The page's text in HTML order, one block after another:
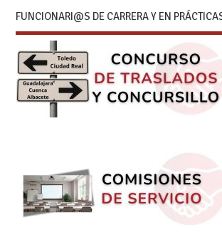
FUNCIONARI@S DE CARRERA Y EN